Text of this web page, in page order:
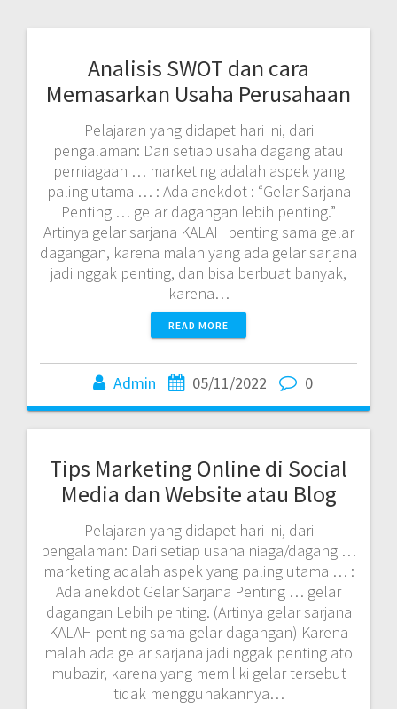
Analisis SWOT dan cara
Memasarkan Usaha Perusahaan
Pelajaran yang didapet hari ini, dari
pengalaman: Dari setiap usaha dagang atau
perniagaan … marketing adalah aspek yang
paling utama … : Ada anekdot : “Gelar Sarjana
Penting … gelar dagangan lebih penting.”
Artinya gelar sarjana KALAH penting sama gelar
dagangan, karena malah yang ada gelar sarjana
jadi nggak penting, dan bisa berbuat banyak,
karena…
READ MORE
Admin 05/11/2022 0
Tips Marketing Online di Social
Media dan Website atau Blog
Pelajaran yang didapet hari ini, dari
pengalaman: Dari setiap usaha niaga/dagang …
marketing adalah aspek yang paling utama … :
Ada anekdot Gelar Sarjana Penting … gelar
dagangan Lebih penting. (Artinya gelar sarjana
KALAH penting sama gelar dagangan) Karena
malah ada gelar sarjana jadi nggak penting ato
mubazir, karena yang memiliki gelar tersebut
tidak menggunakannya…